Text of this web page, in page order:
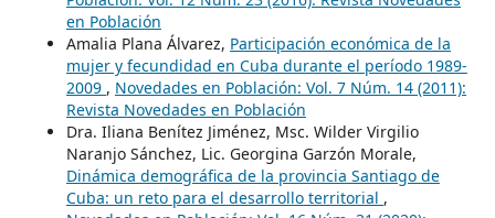
en Población
Amalia Plana Álvarez, Participación económica de la
mujer y fecundidad en Cuba durante el período 1989-
2009 , Novedades en Población: Vol. 7 Núm. 14 (2011):
Revista Novedades en Población
Dra. Iliana Benítez Jiménez, Msc. Wilder Virgilio
Naranjo Sánchez, Lic. Georgina Garzón Morale,
Dinámica demográfica de la provincia Santiago de
Cuba: un reto para el desarrollo territorial ,